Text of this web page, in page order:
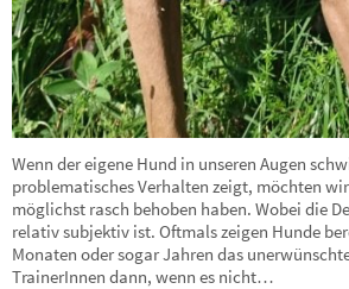
Wenn der eigene Hund in unseren Augen
problematisches Verhalten zeigt, möchten
möglichst rasch behoben haben. Wobei die
relativ subjektiv ist. Oftmals zeigen Hunde
Monaten oder sogar Jahren das
TrainerInnen dann, wenn es nicht…